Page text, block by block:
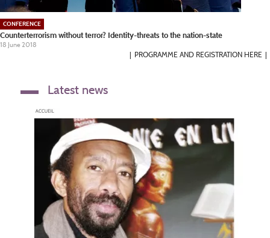
CONFERENCE
Counterterrorism without terror? Identity-threats to the nation-state
18 June 2018
PROGRAMME AND REGISTRATION HERE
Latest news